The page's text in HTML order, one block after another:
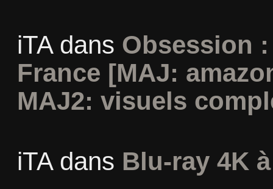
iTAdans Obsession
France [MAJ:
MAJ2: visuels
iTAdans Blu-ray 4K